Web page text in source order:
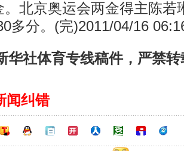
。北京奥运会两金得主陈若
多分。(完)2011/04/16
华社体育专线稿件，严禁转
闻纠错